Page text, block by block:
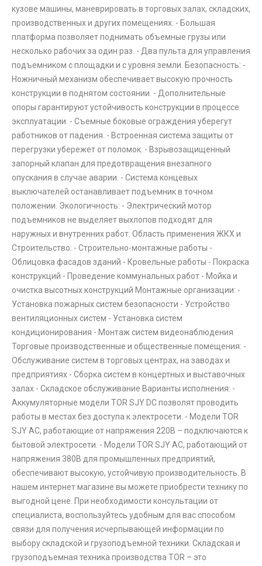
кузове машины, маневрировать в торговых залах, складских,
производственных и других помещениях. - Большая
платформа позволяет поднимать объемные грузы или
несколько рабочих за один раз. - Два пульта для управления
подъемником с площадки и с уровня земли. Безопасность: -
Ножничный механизм обеспечивает высокую прочность
конструкции в поднятом состоянии. - Дополнительные
опоры гарантируют устойчивость конструкции в процессе
эксплуатации. - Съемные боковые ограждения уберегут
работников от падения. - Встроенная система защиты от
перегрузки убережет от поломок. - Взрывозащищенный
запорный клапан для предотвращения внезапного
опускания в случае аварии. - Система концевых
выключателей останавливает подъемник в точном
положении. Экологичность: - Электрический мотор
подъемников не выделяет выхлопов подходят для
наружных и внутренних работ. Область применения ЖКХ и
Строительство: - Строительно-монтажные работы -
Облицовка фасадов зданий - Кровельные работы - Покраска
конструкций - Проведение коммунальных работ - Мойка и
очистка высотных конструкций Монтажные организации: -
Установка пожарных систем безопасности - Устройство
вентиляционных систем - Установка систем
кондиционирования - Монтаж систем видеонаблюдения
Торговые производственные и общественные помещения: -
Обслуживание систем в торговых центрах, на заводах и
предприятиях - Сборка систем в концертных и выставочных
залах - Складское обслуживание Варианты исполнения: -
Аккумуляторные модели TOR SJY DC позволят проводить
работы в местах без доступа к электросети. - Модели TOR
SJY AC, работающие от напряжения 220В – подключаются к
бытовой электросети. - Модели TOR SJY AC, работающий от
напряжения 380В для промышленных предприятий,
обеспечивают высокую, устойчивую производительность. В
нашем интернет магазине вы можете приобрести технику по
выгодной цене. При необходимости консультации от
специалиста, воспользуйтесь удобным для вас способом
связи для получения исчерпывающей информации по
выбору складской и грузоподъемной техники. Складская и
грузоподъемная техника производства TOR – это